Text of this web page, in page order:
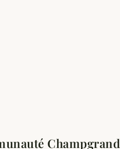
Champgrand